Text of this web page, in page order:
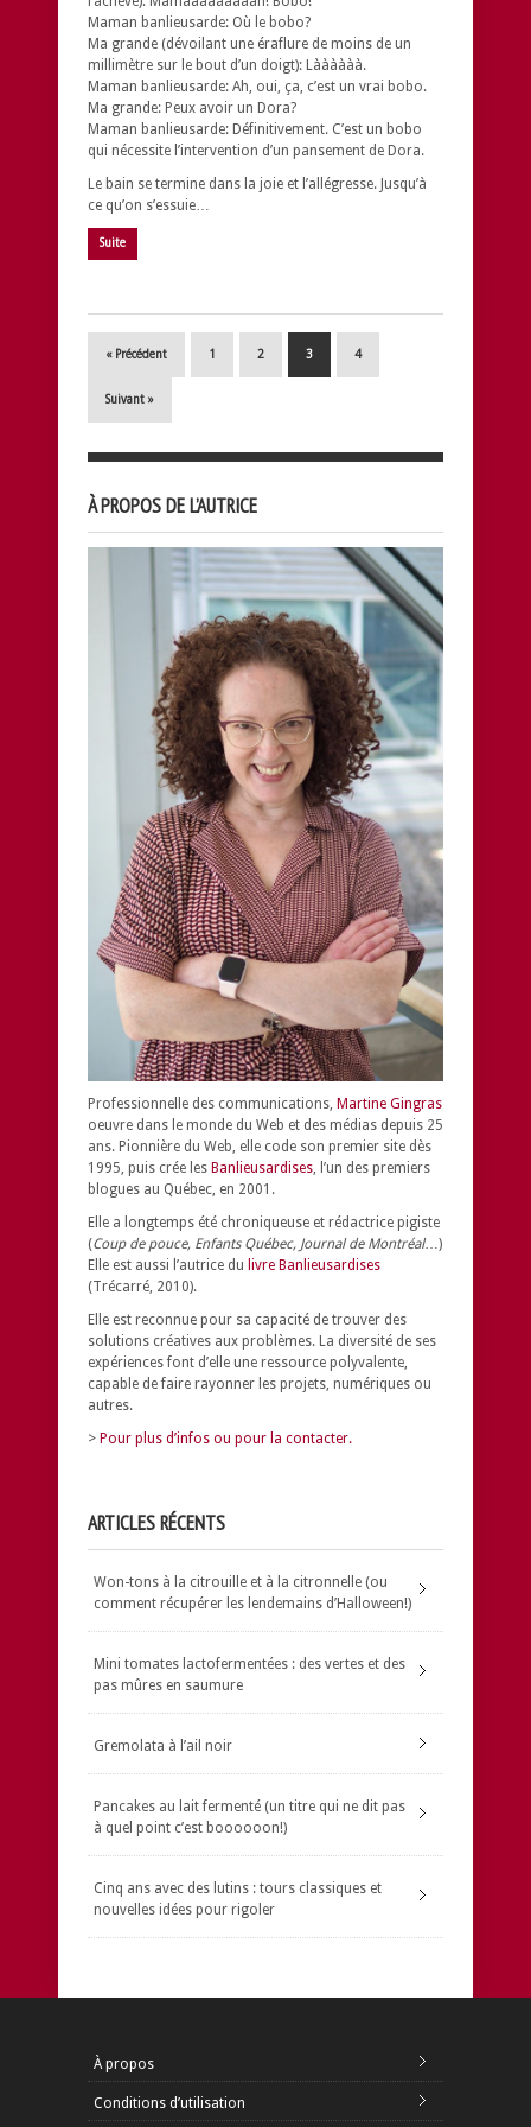
Maman banlieusarde: Où le bobo?
Ma grande (dévoilant une éraflure de moins de un
millimètre sur le bout d’un doigt): Làààààà.
Maman banlieusarde: Ah, oui, ça, c’est un vrai bobo.
Ma grande: Peux avoir un Dora?
Maman banlieusarde: Définitivement. C’est un bobo
qui nécessite l’intervention d’un pansement de Dora.
Le bain se termine dans la joie et l’allégresse. Jusqu’à
ce qu’on s’essuie…
Suite
« Précédent 1 2 3 4
Suivant »
À PROPOS DE L’AUTRICE
Professionnelle des communications, Martine Gingras
oeuvre dans le monde du Web et des médias depuis 25
ans. Pionnière du Web, elle code son premier site dès
1995, puis crée les Banlieusardises , l’un des premiers
blogues au Québec, en 2001.
Elle a longtemps été chroniqueuse et rédactrice pigiste
(Coup de pouce, Enfants Québec, Journal de Montréal…)
Elle est aussi l’autrice du livre Banlieusardises
(Trécarré, 2010).
Elle est reconnue pour sa capacité de trouver des
solutions créatives aux problèmes. La diversité de ses
expériences font d’elle une ressource polyvalente,
capable de faire rayonner les projets, numériques ou
autres.
> Pour plus d’infos ou pour la contacter.
ARTICLES RÉCENTS
Won-tons à la citrouille et à la citronnelle (ou
comment récupérer les lendemains d’Halloween!)
Mini tomates lactofermentées : des vertes et des
pas mûres en saumure
Gremolata à l’ail noir
Pancakes au lait fermenté (un titre qui ne dit pas
à quel point c’est boooooon!)
Cinq ans avec des lutins : tours classiques et
nouvelles idées pour rigoler
À propos
Conditions d’utilisation